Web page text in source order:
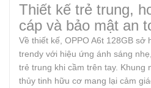
Thiết kế trẻ trung,
cáp và bảo mật an
Về thiết kế, OPPO A6t 128GB sở
trendy với hiệu ứng ánh sáng
trẻ trung khi cầm trên tay. Khung
thủy tinh hữu cơ mang lại cảm